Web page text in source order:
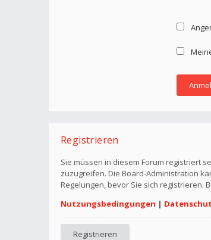
Registrieren
Sie müssen in diesem Forum registriert
zuzugreifen. Die Board-Administration
Regelungen, bevor Sie sich registrieren.
Nutzungsbedingungen |
Registrieren